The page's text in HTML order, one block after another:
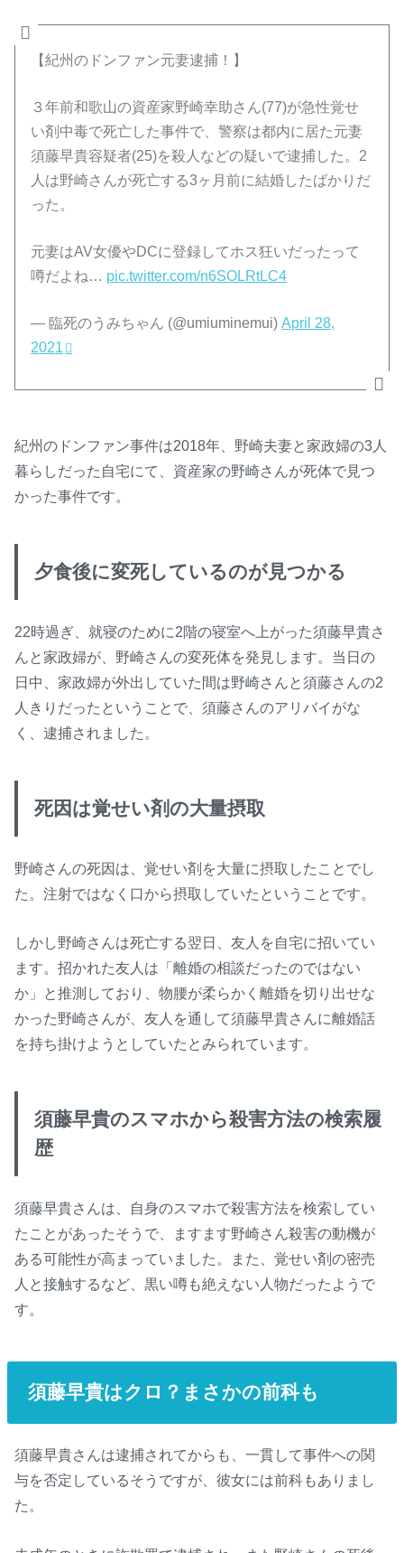
【紀州のドンファン元妻逮捕！】
３年前和歌山の資産家野崎幸助さん(77)が急性覚せ
い剤中毒で死亡した事件で、警察は都内に居た元妻
須藤早貴容疑者(25)を殺人などの疑いで逮捕した。2
人は野崎さんが死亡する3ヶ月前に結婚したばかりだ
った。
元妻はAV女優やDCに登録してホス狂いだったって
噂だよね… pic.twitter.com/n6SOLRtLC4
— 臨死のうみちゃん (@umiuminemui)April 28,
2021
紀州のドンファン事件は2018年、野崎夫妻と家政婦の3人
暮らしだった自宅にて、資産家の野崎さんが死体で見つ
かった事件です。
夕食後に変死しているのが見つかる
22時過ぎ、就寝のために2階の寝室へ上がった須藤早貴さ
んと家政婦が、野崎さんの変死体を発見します。当日の
日中、家政婦が外出していた間は野崎さんと須藤さんの2
人きりだったということで、須藤さんのアリバイがな
く、逮捕されました。
死因は覚せい剤の大量摂取
野崎さんの死因は、覚せい剤を大量に摂取したことでし
た。注射ではなく口から摂取していたということです。
しかし野崎さんは死亡する翌日、友人を自宅に招いてい
ます。招かれた友人は「離婚の相談だったのではない
か」と推測しており、物腰が柔らかく離婚を切り出せな
かった野崎さんが、友人を通して須藤早貴さんに離婚話
を持ち掛けようとしていたとみられています。
須藤早貴のスマホから殺害方法の検索履
歴
須藤早貴さんは、自身のスマホで殺害方法を検索してい
たことがあったそうで、ますます野崎さん殺害の動機が
ある可能性が高まっていました。また、覚せい剤の密売
人と接触するなど、黒い噂も絶えない人物だったようで
す。
須藤早貴はクロ？まさかの前科も
須藤早貴さんは逮捕されてからも、一貫して事件への関
与を否定しているそうですが、彼女には前科もありまし
た。